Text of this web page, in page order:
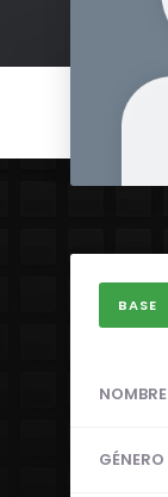
BASE
NOMBRE
GÉNERO